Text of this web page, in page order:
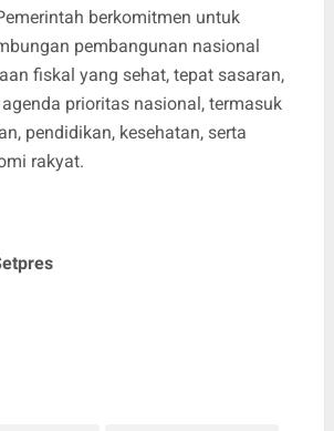
berkomitmen untuk
pembangunan nasional
fiskal yang sehat, tepat sasaran,
prioritas nasional, termasuk
pendidikan, kesehatan, serta
rakyat.